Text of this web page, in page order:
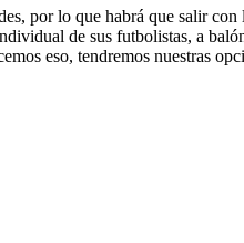
por lo que habrá que salir
de sus futbolistas, a
eso, tendremos nuestras